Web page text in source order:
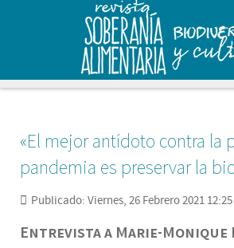
«El mejor antídoto contra la
pandemia es preservar la
Publicado: Viernes, 26 Febrero 2021 12:25
Entrevista a Marie-Monique